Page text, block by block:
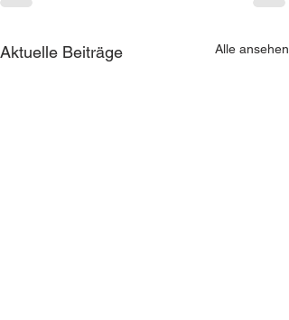
Aktuelle Beiträge Alle ansehen